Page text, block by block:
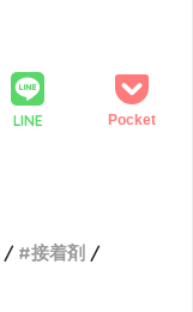
LINE Pocket
接着剤